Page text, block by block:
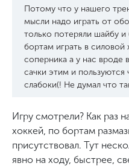
Потому что у нашего
мысли надо играть от
только потеряли шайбу и
бортам играть в силовой
соперника а у нас вроде
сачки этим и пользуются
слабоки(! Не думал что
Игру смотрели? Как раз
хоккей, по бортам
присутствовал. Тут
явно на ходу, быстрее,